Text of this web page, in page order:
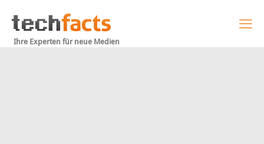
Ihre Experten für neue Medien